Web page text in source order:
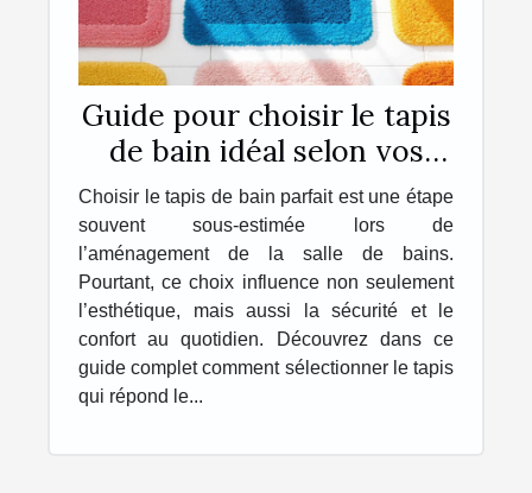
Guide pour choisir le tapis
de bain idéal selon vos
besoins
Choisir le tapis de bain parfait est une étape
souvent sous-estimée lors de
l’aménagement de la salle de bains.
Pourtant, ce choix influence non seulement
l’esthétique, mais aussi la sécurité et le
confort au quotidien. Découvrez dans ce
guide complet comment sélectionner le tapis
qui répond le...